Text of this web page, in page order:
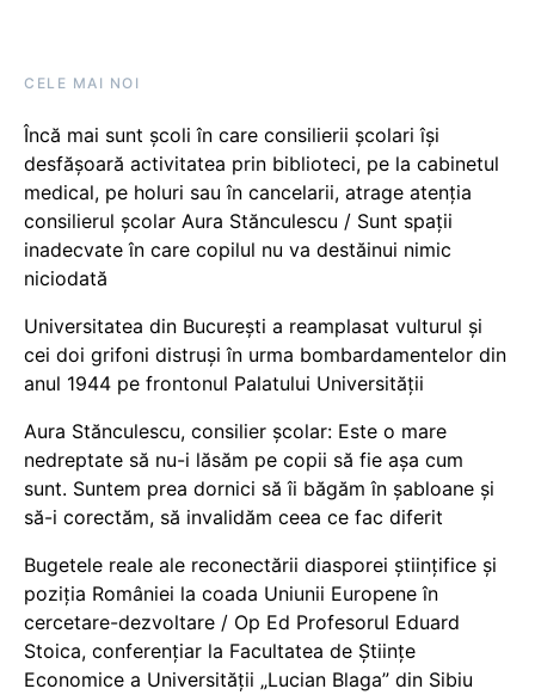
CELE MAI NOI
Încă mai sunt școli în care consilierii școlari își
desfășoară activitatea prin biblioteci, pe la cabinetul
medical, pe holuri sau în cancelarii, atrage atenția
consilierul școlar Aura Stănculescu / Sunt spații
inadecvate în care copilul nu va destăinui nimic
niciodată
Universitatea din București a reamplasat vulturul și
cei doi grifoni distruși în urma bombardamentelor din
anul 1944 pe frontonul Palatului Universității
Aura Stănculescu, consilier școlar: Este o mare
nedreptate să nu-i lăsăm pe copii să fie așa cum
sunt. Suntem prea dornici să îi băgăm în șabloane și
să-i corectăm, să invalidăm ceea ce fac diferit
Bugetele reale ale reconectării diasporei științifice și
poziția României la coada Uniunii Europene în
cercetare-dezvoltare / Op Ed Profesorul Eduard
Stoica, conferențiar la Facultatea de Științe
Economice a Universității „Lucian Blaga” din Sibiu